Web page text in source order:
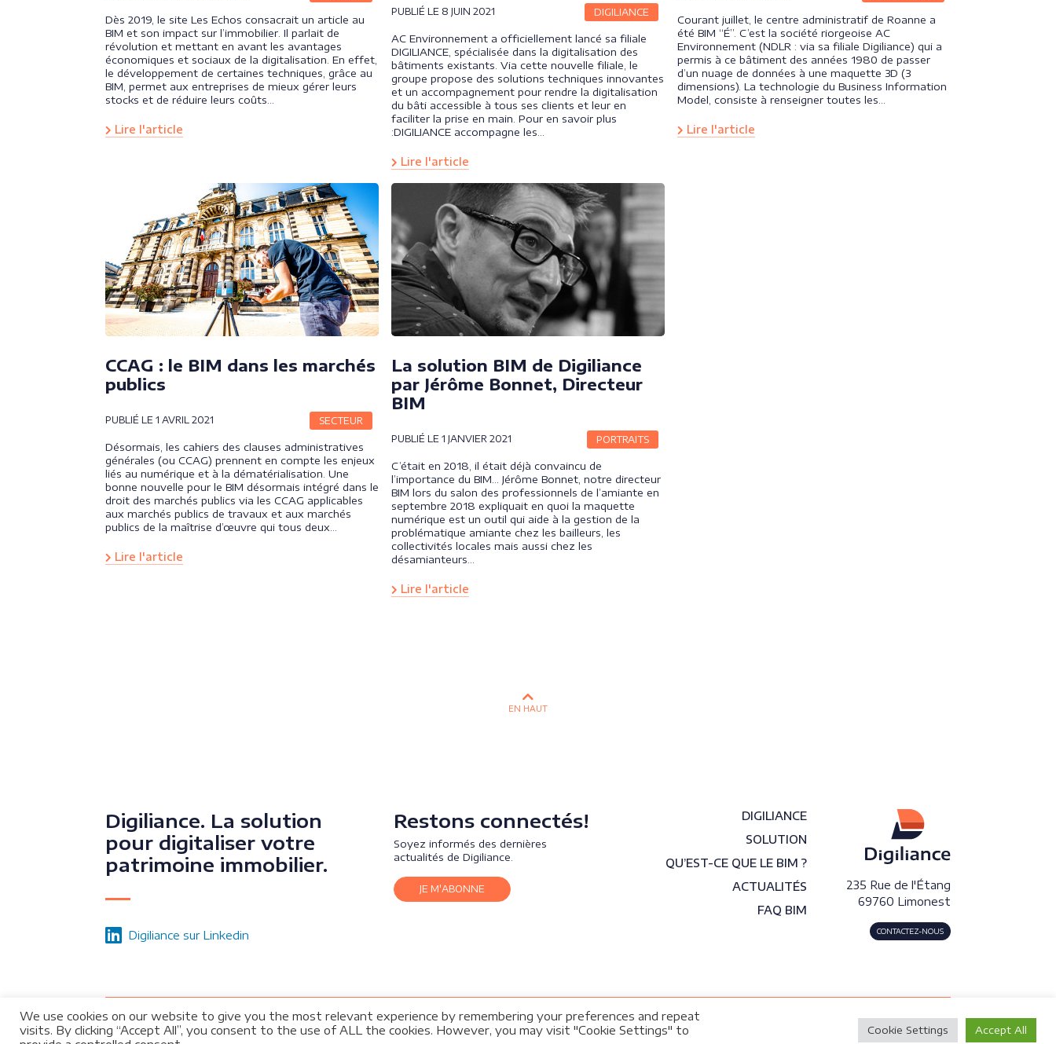
Dès 2019, le site Les Echos consacrait un article au
BIM et son impact sur l’immobilier. Il parlait de
révolution et mettant en avant les avantages
économiques et sociaux de la digitalisation. En effet,
le développement de certaines techniques, grâce au
BIM, permet aux entreprises de mieux gérer leurs
stocks et de réduire leurs coûts…
Lire l'article
PUBLIÉ LE 8 JUIN 2021 DIGILIANCE
AC Environnement a officiellement lancé sa filiale
DIGILIANCE, spécialisée dans la digitalisation des
bâtiments existants. Via cette nouvelle filiale, le
groupe propose des solutions techniques innovantes
et un accompagnement pour rendre la digitalisation
du bâti accessible à tous ses clients et leur en
faciliter la prise en main. Pour en savoir plus
:DIGILIANCE accompagne les…
Lire l'article
Courant juillet, le centre administratif de Roanne a
été BIM “É”. C’est la société riorgeoise AC
Environnement (NDLR : via sa filiale Digiliance) qui a
permis à ce bâtiment des années 1980 de passer
d’un nuage de données à une maquette 3D (3
dimensions). La technologie du Business Information
Model, consiste à renseigner toutes les…
Lire l'article
CCAG : le BIM dans les marchés
publics
PUBLIÉ LE 1 AVRIL 2021 SECTEUR
Désormais, les cahiers des clauses administratives
générales (ou CCAG) prennent en compte les enjeux
liés au numérique et à la dématérialisation. Une
bonne nouvelle pour le BIM désormais intégré dans le
droit des marchés publics via les CCAG applicables
aux marchés publics de travaux et aux marchés
publics de la maîtrise d’œuvre qui tous deux…
Lire l'article
La solution BIM de Digiliance
par Jérôme Bonnet, Directeur
BIM
PUBLIÉ LE 1 JANVIER 2021 PORTRAITS
C’était en 2018, il était déjà convaincu de
l’importance du BIM… Jérôme Bonnet, notre directeur
BIM lors du salon des professionnels de l’amiante en
septembre 2018 expliquait en quoi la maquette
numérique est un outil qui aide à la gestion de la
problématique amiante chez les bailleurs, les
collectivités locales mais aussi chez les
désamianteurs…
Lire l'article
EN HAUT
Digiliance. La solution
pour digitaliser votre
patrimoine immobilier.
Digiliance sur Linkedin
Restons connectés!
Soyez informés des dernières
actualités de Digiliance.
JE M'ABONNE
DIGILIANCE
SOLUTION
QU’EST-CE QUE LE BIM ?
ACTUALITÉS
FAQ BIM
235 Rue de l'Étang
69760 Limonest
CONTACTEZ-NOUS
© 2026 DIGILIANCE Digitalisation du patrimoine immobilier. Tout droits réservés. Mentions légales
We use cookies on our website to give you the most relevant experience by remembering your preferences and repeat
visits. By clicking “Accept All”, you consent to the use of ALL the cookies. However, you may visit "Cookie Settings" to
Cookie Settings Accept All